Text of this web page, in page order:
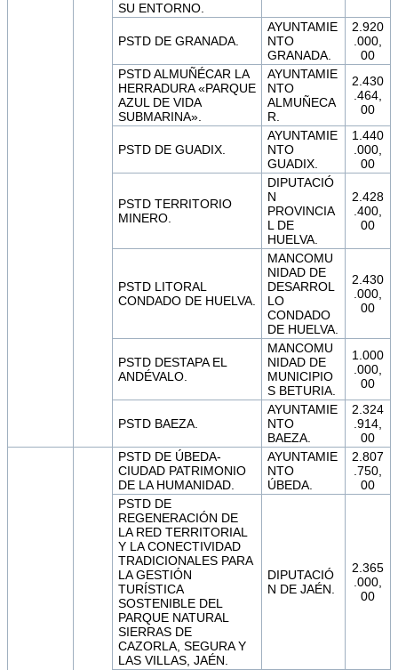
SU ENTORNO.
PSTD DE GRANADA.
AYUNTAMIE
NTO
GRANADA.
2.920
.000,
00
PSTD ALMUÑÉCAR LA
HERRADURA «PARQUE
AZUL DE VIDA
SUBMARINA».
AYUNTAMIE
NTO
ALMUÑECA
R.
2.430
.464,
00
PSTD DE GUADIX.
AYUNTAMIE
NTO
GUADIX.
1.440
.000,
00
PSTD TERRITORIO
MINERO.
DIPUTACIÓ
N
PROVINCIA
L DE
HUELVA.
2.428
.400,
00
PSTD LITORAL
CONDADO DE HUELVA.
MANCOMU
NIDAD DE
DESARROL
LO
CONDADO
DE HUELVA.
2.430
.000,
00
PSTD DESTAPA EL
ANDÉVALO.
MANCOMU
NIDAD DE
MUNICIPIO
S BETURIA.
1.000
.000,
00
PSTD BAEZA.
AYUNTAMIE
NTO
BAEZA.
2.324
.914,
00
PSTD DE ÚBEDA-
CIUDAD PATRIMONIO
DE LA HUMANIDAD.
AYUNTAMIE
NTO
ÚBEDA.
2.807
.750,
00
PSTD DE
REGENERACIÓN DE
LA RED TERRITORIAL
Y LA CONECTIVIDAD
TRADICIONALES PARA
LA GESTIÓN
TURÍSTICA
SOSTENIBLE DEL
PARQUE NATURAL
SIERRAS DE
CAZORLA, SEGURA Y
LAS VILLAS, JAÉN.
DIPUTACIÓ
N DE JAÉN.
2.365
.000,
00